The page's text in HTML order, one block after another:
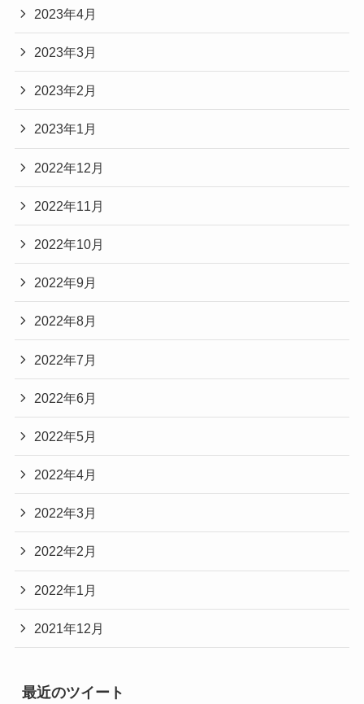
2023年4月
2023年3月
2023年2月
2023年1月
2022年12月
2022年11月
2022年10月
2022年9月
2022年8月
2022年7月
2022年6月
2022年5月
2022年4月
2022年3月
2022年2月
2022年1月
2021年12月
最近のツイート